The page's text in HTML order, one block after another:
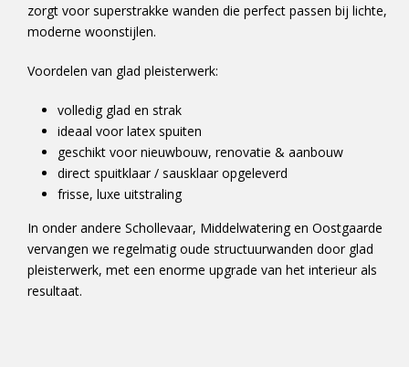
zorgt voor superstrakke wanden die perfect passen bij lichte,
moderne woonstijlen.
Voordelen van glad pleisterwerk:
volledig glad en strak
ideaal voor latex spuiten
geschikt voor nieuwbouw, renovatie & aanbouw
direct spuitklaar / sausklaar opgeleverd
frisse, luxe uitstraling
In onder andere Schollevaar, Middelwatering en Oostgaarde
vervangen we regelmatig oude structuurwanden door glad
pleisterwerk, met een enorme upgrade van het interieur als
resultaat.